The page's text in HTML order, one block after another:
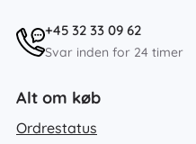
+45 32 33 09 62
Svar inden for 24 timer
Alt om køb
Ordrestatus